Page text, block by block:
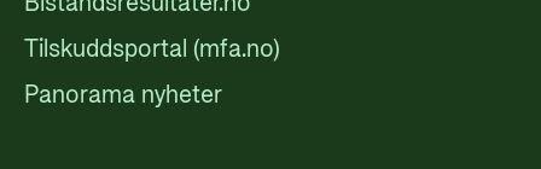
Tilskuddsportal (mfa.no)
Panorama nyheter